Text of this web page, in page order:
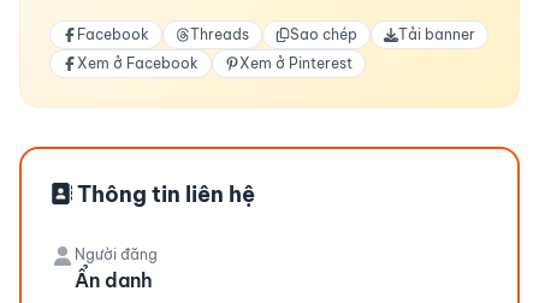
Facebook Threads Sao chép
Tải banner
Xem ở Facebook
Xem ở Pinterest
Thông tin liên hệ
Người đăng
Ẩn danh